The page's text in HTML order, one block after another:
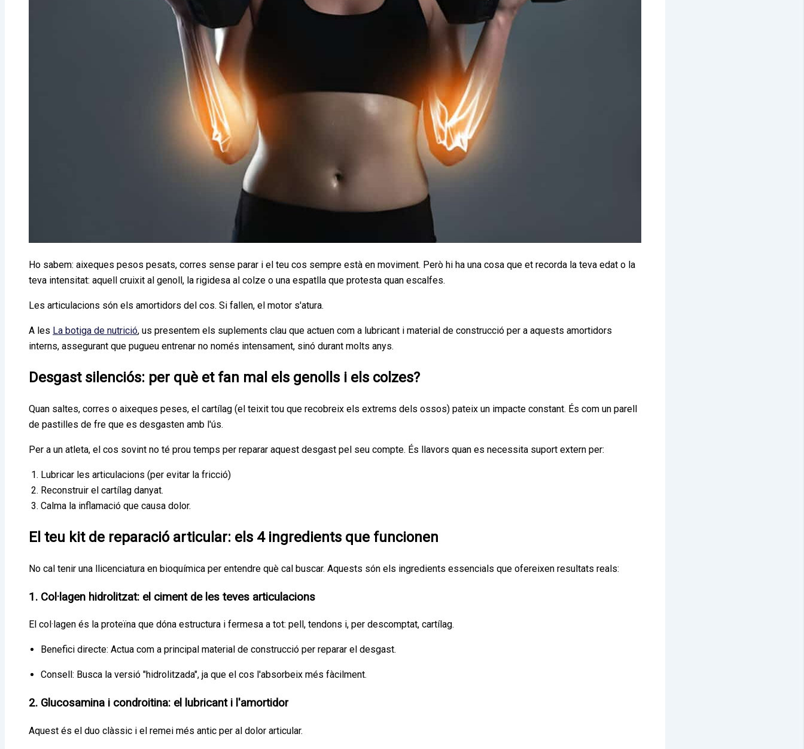
Ho sabem: aixeques pesos pesats, corres sense parar i el teu cos sempre està en moviment. Però hi ha una cosa que et recorda la teva edat o la
teva intensitat: aquell cruixit al genoll, la rigidesa al colze o una espatlla que protesta quan escalfes.
Les articulacions són els amortidors del cos. Si fallen, el motor s'atura.
A les La botiga de nutrició, us presentem els suplements clau que actuen com a lubricant i material de construcció per a aquests amortidors
interns, assegurant que pugueu entrenar no només intensament, sinó durant molts anys.
Desgast silenciós: per què et fan mal els genolls i els colzes?
Quan saltes, corres o aixeques peses, el cartílag (el teixit tou que recobreix els extrems dels ossos) pateix un impacte constant. És com un parell
de pastilles de fre que es desgasten amb l'ús.
Per a un atleta, el cos sovint no té prou temps per reparar aquest desgast pel seu compte. És llavors quan es necessita suport extern per:
Lubricar les articulacions (per evitar la fricció)
Reconstruir el cartílag danyat.
Calma la inflamació que causa dolor.
El teu kit de reparació articular: els 4 ingredients que funcionen
No cal tenir una llicenciatura en bioquímica per entendre què cal buscar. Aquests són els ingredients essencials que ofereixen resultats reals:
1. Col·lagen hidrolitzat: el ciment de les teves articulacions
El col·lagen és la proteïna que dóna estructura i fermesa a tot: pell, tendons i, per descomptat, cartílag.
Benefici directe: Actua com a principal material de construcció per reparar el desgast.
Consell: Busca la versió "hidrolitzada", ja que el cos l'absorbeix més fàcilment.
2. Glucosamina i condroitina: el lubricant i l'amortidor
Aquest és el duo clàssic i el remei més antic per al dolor articular.